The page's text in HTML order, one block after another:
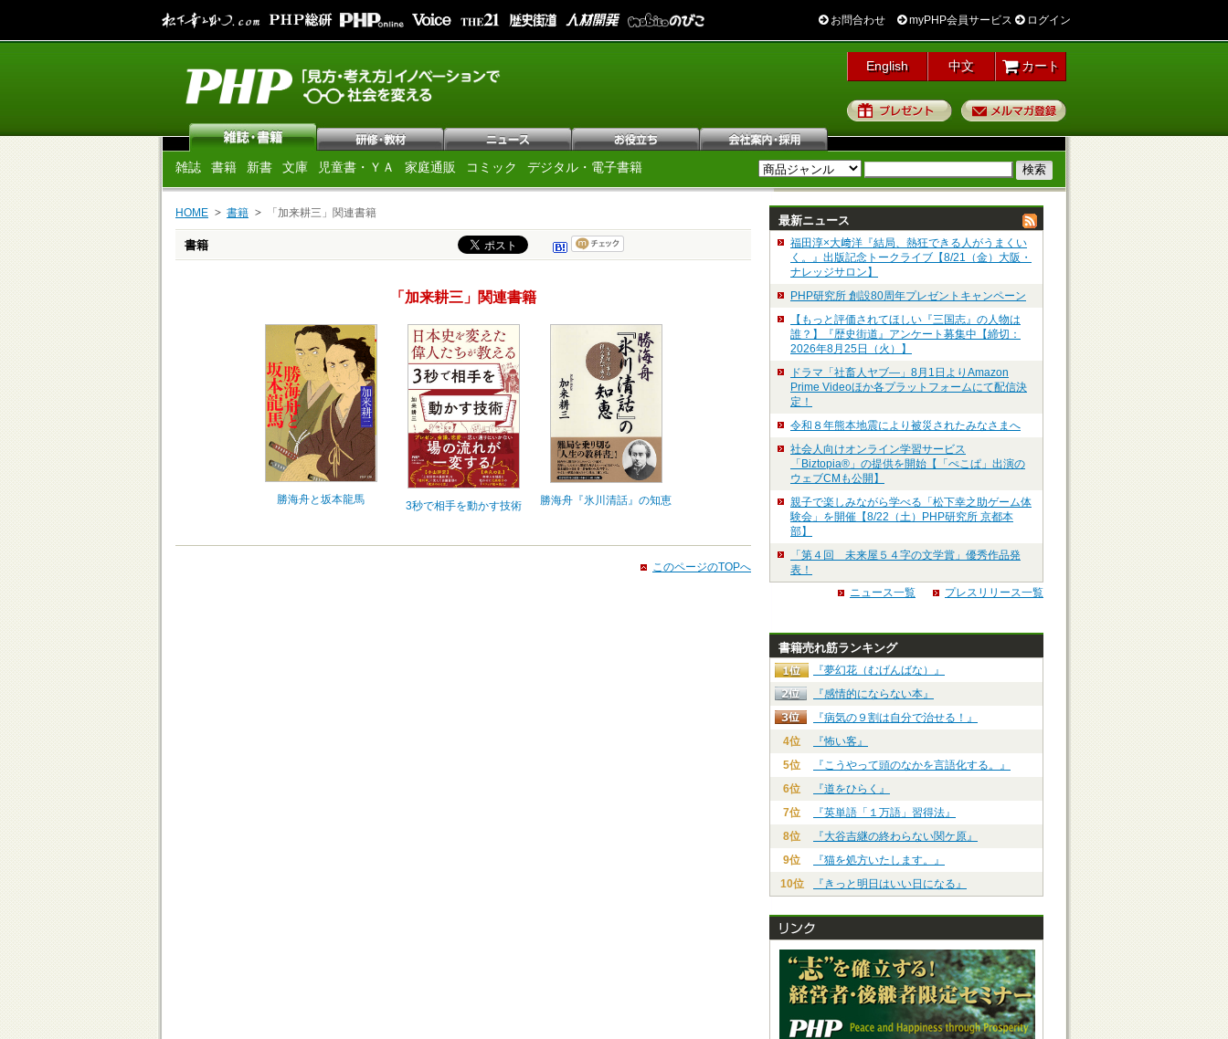
お問合わせ myPHP会員サービス ログイン
English 中文 カート
プレゼント
雑誌 書籍 新書 文庫 児童書・ＹＡ 家庭通販 コミック デジタル・電子書籍
HOME 書籍 「加来耕三」関連書籍
書籍
「加来耕三」関連書籍
勝海舟と坂本龍馬
3秒で相手を動かす技術 勝海舟『氷川清話』の知恵
このページのTOPへ
最新ニュース
福田淳×大﨑洋『結局、熱狂できる人がうまくい
く。』出版記念トークライブ【8/21（金）大阪・
ナレッジサロン】
PHP研究所 創設80周年プレゼントキャンペーン
【もっと評価されてほしい『三国志』の人物は
誰？】『歴史街道』アンケート募集中【締切：
2026年8月25日（火）】
ドラマ「社畜人ヤブ―」8月1日よりAmazon
Prime Videoほか各プラットフォームにて配信決
定！
令和８年熊本地震により被災されたみなさまへ
社会人向けオンライン学習サービス
「Biztopia®」の提供を開始【「ぺこぱ」出演の
ウェブCMも公開】
親子で楽しみながら学べる「松下幸之助ゲーム体
験会」を開催【8/22（土）PHP研究所 京都本
部】
「第４回 未来屋５４字の文学賞」優秀作品発
表！
ニュース一覧
プレスリリース一覧
書籍売れ筋ランキング
『夢幻花（むげんばな）』
『感情的にならない本』
『病気の９割は自分で治せる！』
4位
『怖い客』
5位
『こうやって頭のなかを言語化する。』
6位
『道をひらく』
7位
『英単語「１万語」習得法』
8位
『大谷吉継の終わらない関ケ原』
9位
『猫を処方いたします。』
10位
『きっと明日はいい日になる』